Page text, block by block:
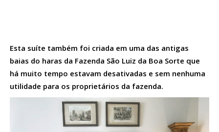
Esta suíte também foi criada em uma das antigas
baias do haras da Fazenda São Luiz da Boa Sorte que
há muito tempo estavam desativadas e sem nenhuma
utilidade para os proprietários da fazenda.